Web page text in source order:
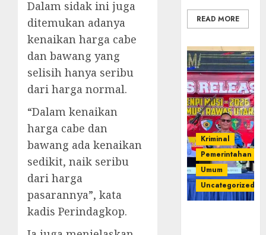
Dalam sidak ini juga
ditemukan adanya
kenaikan harga cabe
dan bawang yang
selisih hanya seribu
dari harga normal.
“Dalam kenaikan
harga cabe dan
bawang ada kenaikan
sedikit, naik seribu
dari harga
pasarannya”, kata
kadis Perindagkop.
READ MORE
Kriminal
Pemerintahan
Umum
Uncategorized